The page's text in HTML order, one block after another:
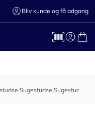
Ring til os
Bliv kunde og få adgang
/Sugestudse/Sugestuds kit